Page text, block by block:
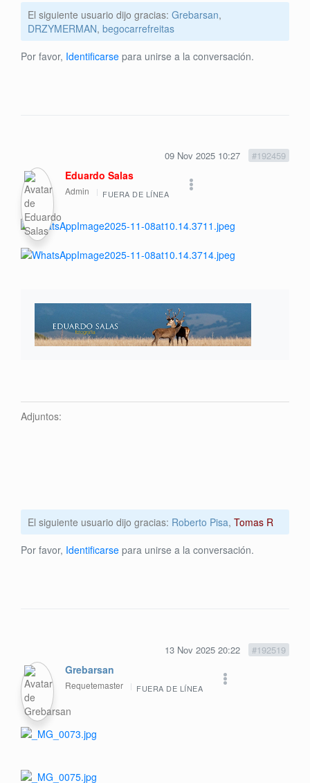
El siguiente usuario dijo gracias: Grebarsan,
DRZYMERMAN, begocarrefreitas
Por favor, Identificarse para unirse a la conversación.
09 Nov 2025 10:27 #192459
Eduardo Salas
Admin FUERA DE LÍNEA
Adjuntos:
El siguiente usuario dijo gracias: Roberto Pisa, Tomas R
Por favor, Identificarse para unirse a la conversación.
13 Nov 2025 20:22 #192519
Grebarsan
Requetemaster FUERA DE LÍNEA